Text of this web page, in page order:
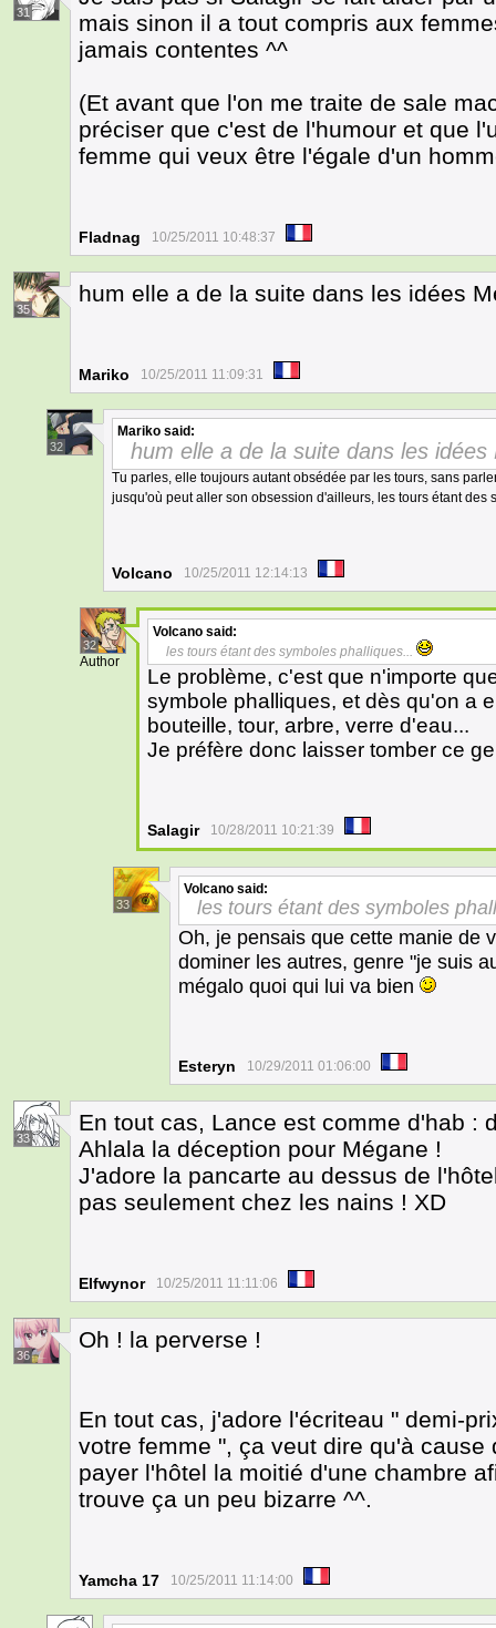
31
mais sinon il a tout compris aux
jamais contentes ^^
(Et avant que l'on me traite de sale
préciser que c'est de l'humour et que
femme qui veux être l'égale d'un
Fladnag 10/25/2011 10:48:37
35
hum elle a de la suite dans les idées
Mariko 10/25/2011 11:09:31
32
Mariko said:
hum elle a de la suite dans les idées
Tu parles, elle toujours autant obsédée par les tours, sans
jusqu'où peut aller son obsession d'ailleurs, les tours étant des
Volcano 10/25/2011 12:14:13
32
Author
Volcano said:
les tours étant des symboles phalliques...
Le problème, c'est que n'importe
symbole phalliques, et dès qu'on a
bouteille, tour, arbre, verre d'eau...
Je préfère donc laisser tomber ce
Salagir 10/28/2011 10:21:39
33
Volcano said:
les tours étant des symboles
Oh, je pensais que cette manie de
dominer les autres, genre "je suis
mégalo quoi qui lui va bien
Esteryn 10/29/2011 01:06:00
33
En tout cas, Lance est comme d'hab :
Ahlala la déception pour Mégane !
J'adore la pancarte au dessus de
pas seulement chez les nains ! XD
Elfwynor 10/25/2011 11:11:06
36
Oh ! la perverse !
En tout cas, j'adore l'écriteau " demi-
votre femme ", ça veut dire qu'à
payer l'hôtel la moitié d'une chambre
trouve ça un peu bizarre ^^.
Yamcha 17 10/25/2011 11:14:00